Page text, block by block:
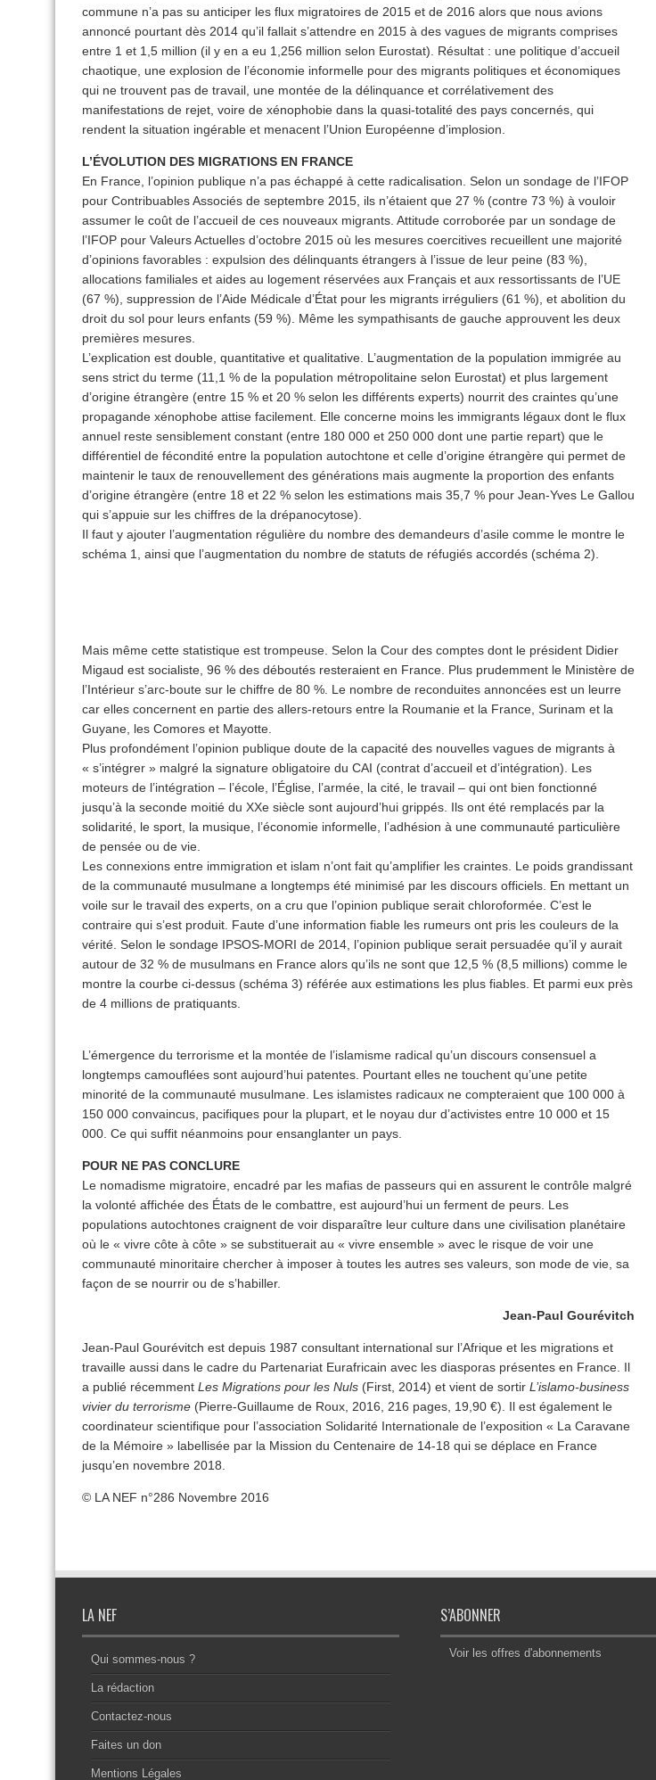
commune n’a pas su anticiper les flux migratoires de 2015 et de 2016 alors que nous avions
annoncé pourtant dès 2014 qu’il fallait s’attendre en 2015 à des vagues de migrants comprises
entre 1 et 1,5 million (il y en a eu 1,256 million selon Eurostat). Résultat : une politique d’accueil
chaotique, une explosion de l’économie informelle pour des migrants politiques et économiques
qui ne trouvent pas de travail, une montée de la délinquance et corrélativement des
manifestations de rejet, voire de xénophobie dans la quasi-totalité des pays concernés, qui
rendent la situation ingérable et menacent l’Union Européenne d’implosion.
L’ÉVOLUTION DES MIGRATIONS EN FRANCE
En France, l’opinion publique n’a pas échappé à cette radicalisation. Selon un sondage de l’IFOP
pour Contribuables Associés de septembre 2015, ils n’étaient que 27 % (contre 73 %) à vouloir
assumer le coût de l’accueil de ces nouveaux migrants. Attitude corroborée par un sondage de
l’IFOP pour Valeurs Actuelles d’octobre 2015 où les mesures coercitives recueillent une majorité
d’opinions favorables : expulsion des délinquants étrangers à l’issue de leur peine (83 %),
allocations familiales et aides au logement réservées aux Français et aux ressortissants de l’UE
(67 %), suppression de l’Aide Médicale d’État pour les migrants irréguliers (61 %), et abolition du
droit du sol pour leurs enfants (59 %). Même les sympathisants de gauche approuvent les deux
premières mesures.
L’explication est double, quantitative et qualitative. L’augmentation de la population immigrée au
sens strict du terme (11,1 % de la population métropolitaine selon Eurostat) et plus largement
d’origine étrangère (entre 15 % et 20 % selon les différents experts) nourrit des craintes qu’une
propagande xénophobe attise facilement. Elle concerne moins les immigrants légaux dont le flux
annuel reste sensiblement constant (entre 180 000 et 250 000 dont une partie repart) que le
différentiel de fécondité entre la population autochtone et celle d’origine étrangère qui permet de
maintenir le taux de renouvellement des générations mais augmente la proportion des enfants
d’origine étrangère (entre 18 et 22 % selon les estimations mais 35,7 % pour Jean-Yves Le Gallou
qui s’appuie sur les chiffres de la drépanocytose).
Il faut y ajouter l’augmentation régulière du nombre des demandeurs d’asile comme le montre le
schéma 1, ainsi que l’augmentation du nombre de statuts de réfugiés accordés (schéma 2).
Mais même cette statistique est trompeuse. Selon la Cour des comptes dont le président Didier
Migaud est socialiste, 96 % des déboutés resteraient en France. Plus prudemment le Ministère de
l’Intérieur s’arc-boute sur le chiffre de 80 %. Le nombre de reconduites annoncées est un leurre
car elles con­cernent en partie des allers-retours entre la Roumanie et la France, Surinam et la
Guyane, les Comores et Mayotte.
Plus profondément l’opinion publique doute de la capacité des nouvelles vagues de migrants à
« s’intégrer » malgré la signature obligatoire du CAI (contrat d’accueil et d’intégration). Les
moteurs de l’intégration – l’école, l’Église, l’armée, la cité, le travail – qui ont bien fonctionné
jusqu’à la seconde moitié du XXe siècle sont aujourd’hui grippés. Ils ont été remplacés par la
solidarité, le sport, la musique, l’économie informelle, l’adhésion à une communauté particulière
de pensée ou de vie.
Les connexions entre immigration et islam n’ont fait qu’amplifier les craintes. Le poids grandissant
de la communauté musulmane a longtemps été minimisé par les discours officiels. En mettant un
voile sur le travail des experts, on a cru que l’opinion publique serait chloroformée. C’est le
contraire qui s’est produit. Faute d’une information fiable les rumeurs ont pris les couleurs de la
vérité. Selon le sondage IPSOS-MORI de 2014, l’opinion publique serait persuadée qu’il y aurait
autour de 32 % de musulmans en France alors qu’ils ne sont que 12,5 % (8,5 millions) comme le
montre la courbe ci-dessus (schéma 3) référée aux estimations les plus fiables. Et parmi eux près
de 4 millions de pratiquants.
L’émergence du terrorisme et la montée de l’islamisme radical qu’un discours consensuel a
longtemps camouflées sont aujourd’hui patentes. Pourtant elles ne touchent qu’une petite
minorité de la communauté musulmane. Les islamistes radicaux ne compteraient que 100 000 à
150 000 convaincus, pacifiques pour la plupart, et le noyau dur d’activistes entre 10 000 et 15
000. Ce qui suffit néanmoins pour ensanglanter un pays.
POUR NE PAS CONCLURE
Le nomadisme migratoire, encadré par les mafias de passeurs qui en assurent le contrôle malgré
la volonté affichée des États de le combattre, est aujourd’hui un ferment de peurs. Les
populations autochtones craignent de voir disparaître leur culture dans une civilisation planétaire
où le « vivre côte à côte » se substituerait au « vivre ensemble » avec le risque de voir une
communauté minoritaire chercher à imposer à toutes les autres ses valeurs, son mode de vie, sa
façon de se nourrir ou de s’habiller.
Jean-Paul Gourévitch
Jean-Paul Gourévitch est depuis 1987 consultant international sur l’Afrique et les migrations et
travaille aussi dans le cadre du Partenariat Eurafricain avec les diasporas présentes en France. Il
a publié récemment Les Migrations pour les Nuls (First, 2014) et vient de sortir L’islamo-business
vivier du terrorisme (Pierre-Guillaume de Roux, 2016, 216 pages, 19,90 €). Il est également le
coordinateur scientifique pour l’association Solidarité Internationale de l’exposition « La Caravane
de la Mémoire » labellisée par la Mission du Centenaire de 14-18 qui se déplace en France
jusqu’en novembre 2018.
© LA NEF n°286 Novembre 2016
LA NEF
Qui sommes-nous ?
La rédaction
Contactez-nous
Faites un don
Mentions Légales
S’ABONNER
Voir les offres d'abonnements